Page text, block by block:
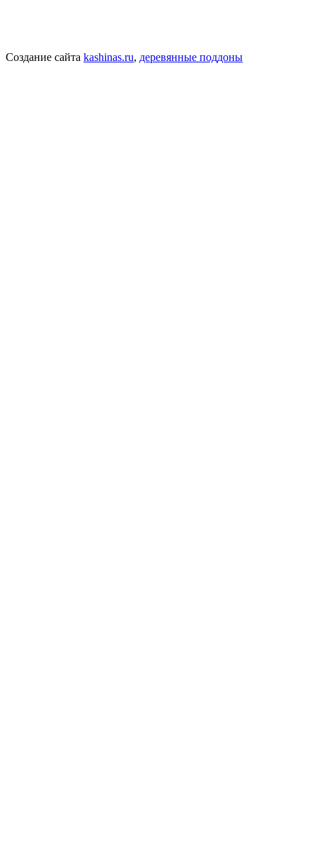
Создание сайта kashinas.ru, деревянные поддоны